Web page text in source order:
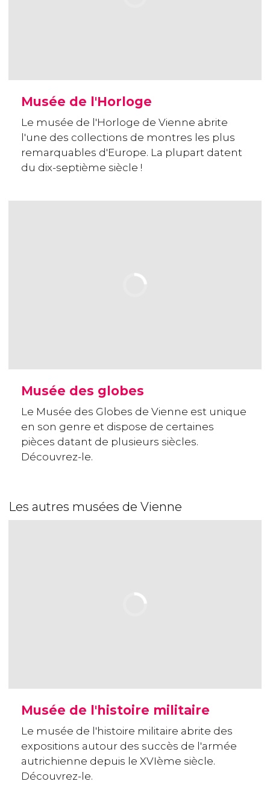
Musée de l'Horloge
Le musée de l'Horloge de Vienne abrite
l'une des collections de montres les plus
remarquables d'Europe. La plupart datent
du dix-septième siècle !
Musée des globes
Le Musée des Globes de Vienne est unique
en son genre et dispose de certaines
pièces datant de plusieurs siècles.
Découvrez-le.
Les autres musées de Vienne
Musée de l'histoire militaire
Le musée de l'histoire militaire abrite des
expositions autour des succès de l'armée
autrichienne depuis le XVIème siècle.
Découvrez-le.